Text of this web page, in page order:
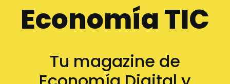
Economía TIC
Tu magazine de